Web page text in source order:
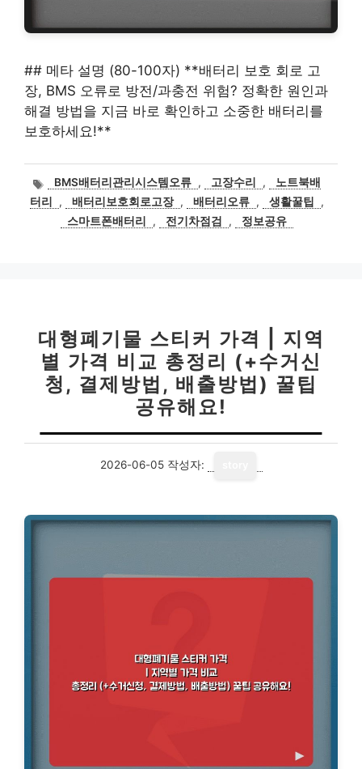
## 메타 설명 (80-100자) **배터리 보호 회로 고
장, BMS 오류로 방전/과충전 위험? 정확한 원인과
해결 방법을 지금 바로 확인하고 소중한 배터리를
보호하세요!**
태
그
BMS배터리관리시스템오류 , 고장수리 ,
노트북배
터리
, 배터리보호회로고장 , 배터리오류 , 생활꿀팁
,
스마트폰배터리
, 전기차점검 , 정보공유
대형폐기물 스티커 가격 | 지역
별 가격 비교 총정리 (+수거신
청, 결제방법, 배출방법) 꿀팁
공유해요!
2026-06-05 작성자: